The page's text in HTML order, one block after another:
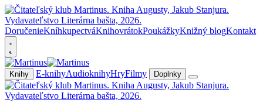
DoručenieKníhkupectváKnihovrátokPoukážkyKnižný blogKontakt
Knihy E-knihyAudioknihyHryFilmy Doplnky